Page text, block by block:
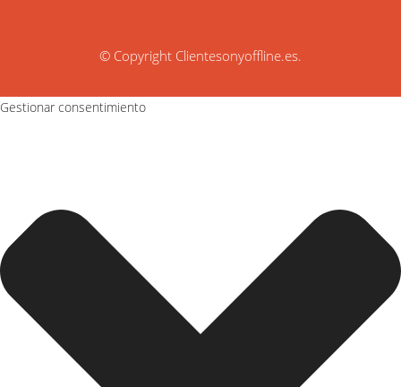
© Copyright Clientesonyoffline.es.
Gestionar consentimiento